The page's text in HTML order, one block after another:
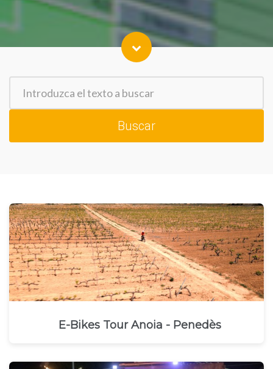
E-Bikes Tour Anoia - Penedès